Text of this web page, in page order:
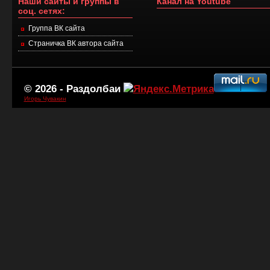
соц. сетях:
Группа ВК сайта
Страничка ВК автора сайта
© 2026 - Раздолбаи
Игорь Чувакин